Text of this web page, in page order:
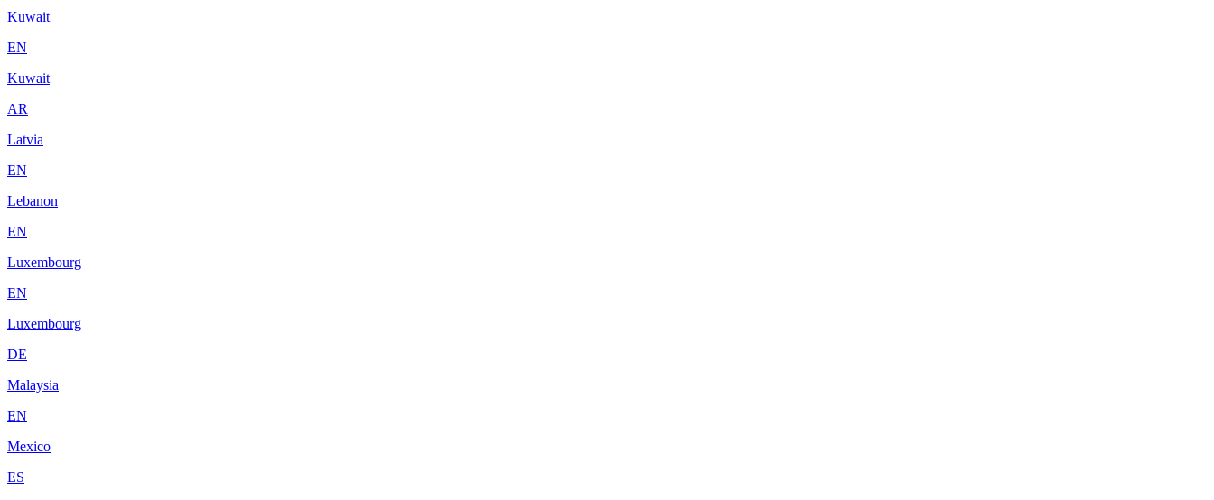
Kuwait
EN
Kuwait
AR
Latvia
EN
Lebanon
EN
Luxembourg
EN
Luxembourg
DE
Malaysia
EN
Mexico
ES